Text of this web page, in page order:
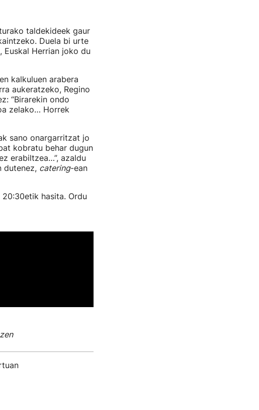
taldekideek gaur
Duela bi urte
Herrian joko du
kalkuluen arabera
aukeratzeko, Regino
“Birarekin ondo
zelako… Horrek
sano onargarritzat jo
kobratu behar dugun
erabiltzea…”, azaldu
dutenez, catering-ean
hasita. Ordu